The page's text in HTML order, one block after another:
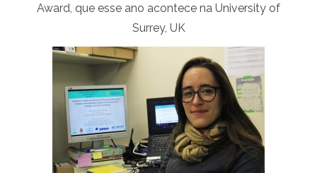
O
M
O
U
Award, que esse ano acontece na University of
Surrey, UK